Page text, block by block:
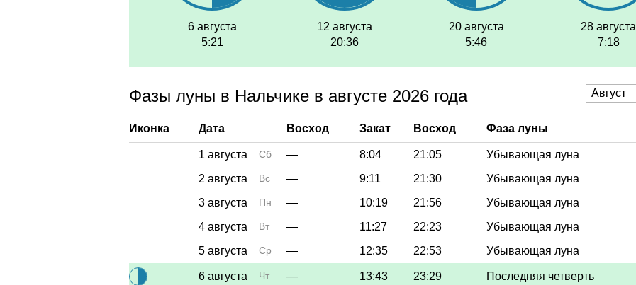
6 августа
5:21
12 августа
20:36
20 августа
5:46
28 августа
7:18
Фазы луны в Нальчике в августе 2026 года
Иконка Дата Восход Закат Восход Фаза луны
1 августа Сб — 8:04 21:05 Убывающая луна
2 августа
Вс — 9:11 21:30 Убывающая луна
3 августа
Пн — 10:19 21:56 Убывающая луна
4 августа
Вт — 11:27 22:23 Убывающая луна
5 августа
Ср — 12:35 22:53 Убывающая луна
6 августа Чт — 13:43 23:29 Последняя четверть